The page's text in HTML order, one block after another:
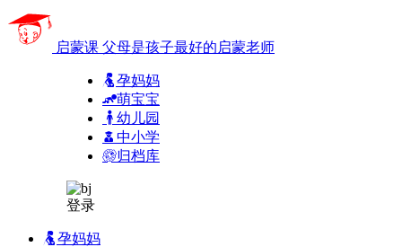
启蒙课 父母是孩子最好的启蒙老师
孕妈妈
萌宝宝
幼儿园
中小学
归档库
登录
孕妈妈